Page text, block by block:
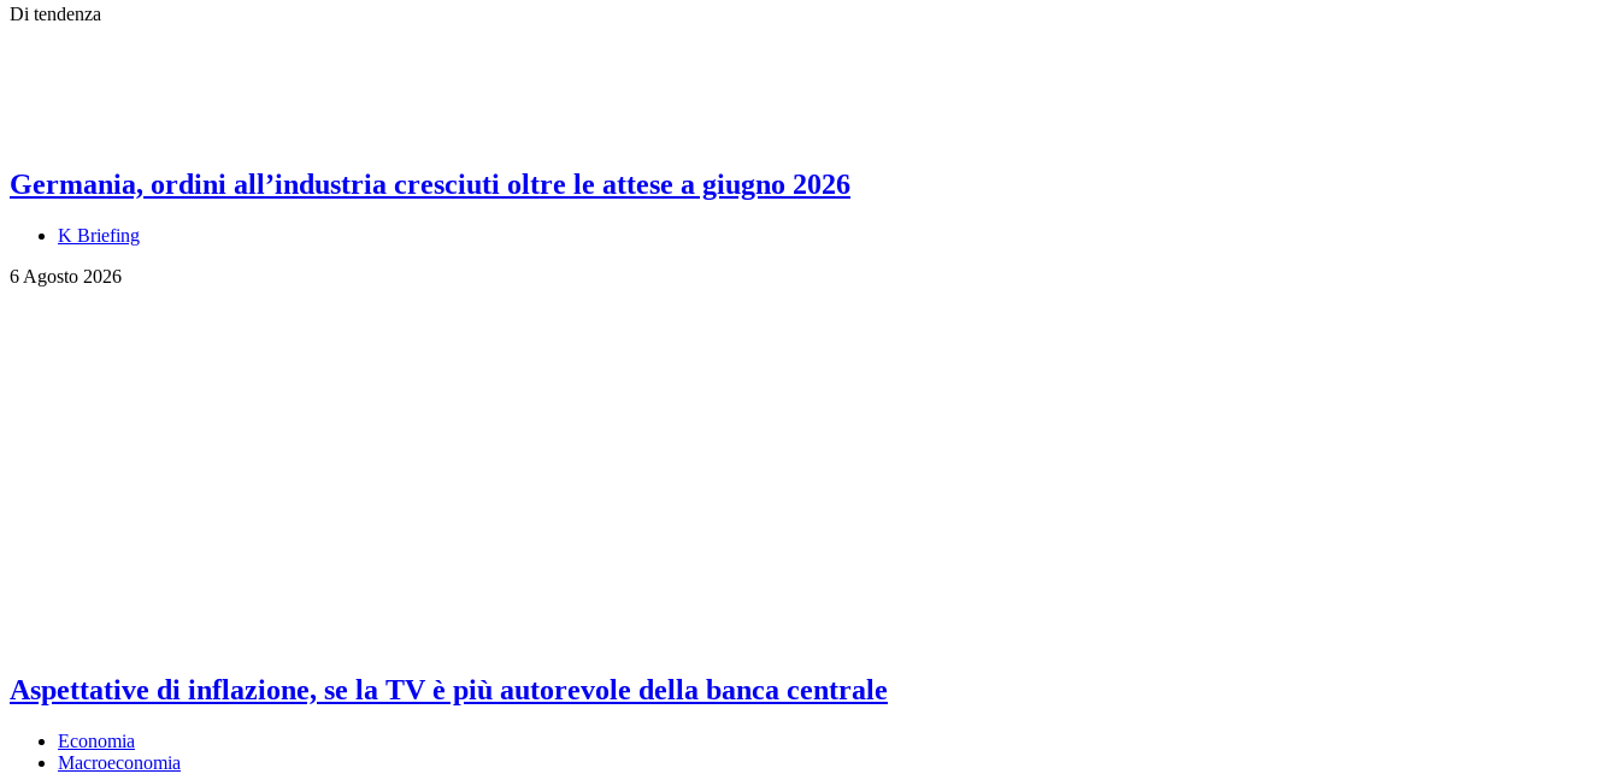
Di tendenza
Germania, ordini all’industria cresciuti oltre le attese a giugno 2026
K Briefing
6 Agosto 2026
Aspettative di inflazione, se la TV è più autorevole della banca centrale
Economia
Macroeconomia